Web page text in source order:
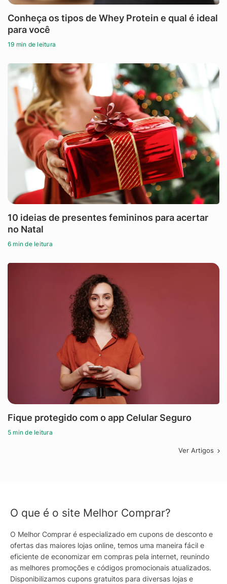
Conheça os tipos de Whey Protein e qual é ideal
para você
19 min de leitura
10 ideias de presentes femininos para acertar
no Natal
6 min de leitura
Fique protegido com o app Celular Seguro
5 min de leitura
Ver Artigos
O que é o site Melhor Comprar?
O Melhor Comprar é especializado em cupons de desconto e
ofertas das maiores lojas online, temos uma maneira fácil e
eficiente de economizar em compras pela internet, reunindo
as melhores promoções e códigos promocionais atualizados.
Disponibilizamos cupons gratuitos para diversas lojas e